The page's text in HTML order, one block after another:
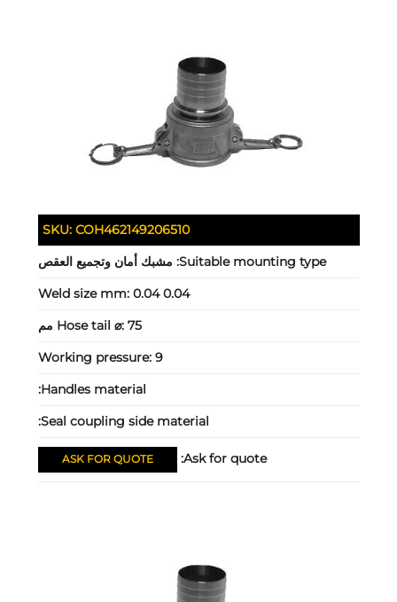
SKU: COH462149206510
Suitable mounting type: مشبك أمان وتجميع العقص
Weld size mm: 0.04 0.04
Hose tail ⌀: 75 مم
Working pressure: 9
Handles material:
Seal coupling side material:
Ask for quote:
ASK FOR QUOTE